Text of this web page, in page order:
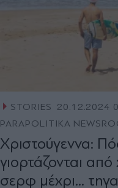
STORIES
20.12.2024
PARAPOLITIKA
Χριστούγεννα:
γιορτάζονται
σερφ μέχρι...